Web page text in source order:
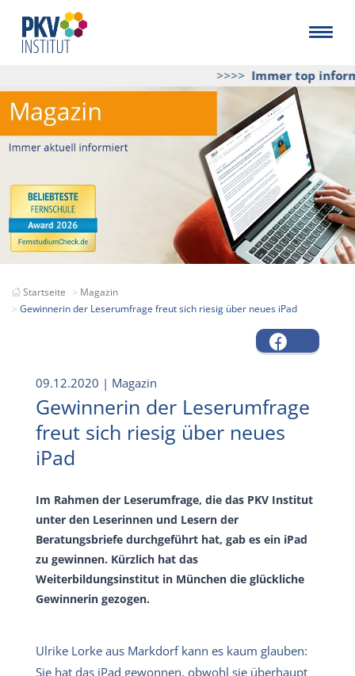
>>>>Immer top
Startseite
Magazin
Gewinnerin der Leserumfrage freut sich riesig über neues iPad
09.12.2020 | Magazin
Gewinnerin der Leserumfrage
freut sich riesig über neues
iPad
Im Rahmen der Leserumfrage, die das PKV Institut
unter den Leserinnen und Lesern der
Beratungsbriefe durchgeführt hat, gab es ein iPad
zu gewinnen. Kürzlich hat das
Weiterbildungsinstitut in München die glückliche
Gewinnerin gezogen.
Ulrike Lorke aus Markdorf kann es kaum glauben:
Sie hat das iPad gewonnen, obwohl sie überhaupt